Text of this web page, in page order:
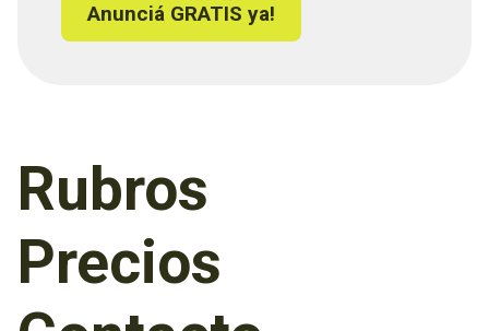
Anunciá GRATIS ya!
Rubros
Precios